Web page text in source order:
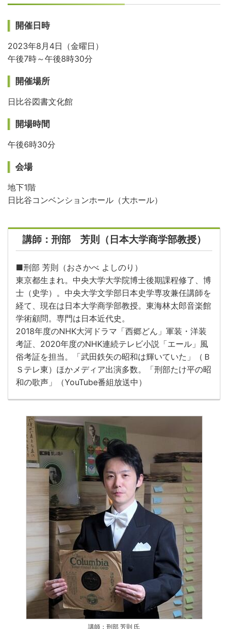
開催日時
2023年8月4日（金曜日）
午後7時～午後8時30分
開催場所
日比谷図書文化館
開場時間
午後6時30分
会場
地下1階
日比谷コンベンションホール（大ホール）
講師：刑部 芳則（日本大学商学部教授）
■刑部 芳則（おさかべ よしのり）
東京都生まれ。中央大学大学院博士後期課程修了、博
士（史学）。中央大学文学部日本史学専攻兼任講師を
経て、現在は日本大学商学部教授。東海林太郎音楽館
学術顧問。専門は日本近代史。
2018年度のNHK大河ドラマ「西郷どん」軍装・洋装
考証、2020年度のNHK連続テレビ小説「エール」風
俗考証を担当。「武田鉄矢の昭和は輝いていた」（Ｂ
Ｓテレ東）ほかメディア出演多数。「刑部たけ平の昭
和の歌声」（YouTube番組放送中）
講師：刑部 芳則 氏